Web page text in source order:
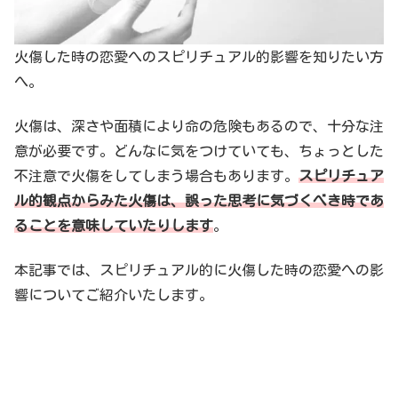
火傷した時の恋愛へのスピリチュアル的影響を知りたい方
へ。
火傷は、深さや面積により命の危険もあるので、十分な注
意が必要です。どんなに気をつけていても、ちょっとした
不注意で火傷をしてしまう場合もあります。 スピリチュア
ル的観点からみた火傷は、誤った思考に気づくべき時であ
ることを意味していたりします。
本記事では、スピリチュアル的に火傷した時の恋愛への影
響についてご紹介いたします。